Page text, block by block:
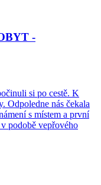
-
si po cestě. K
Odpoledne nás čekala
s místem a první
podobě vepřového